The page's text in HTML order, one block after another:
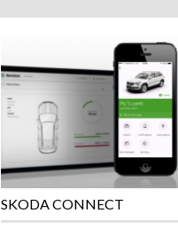
SKODA CONNECT